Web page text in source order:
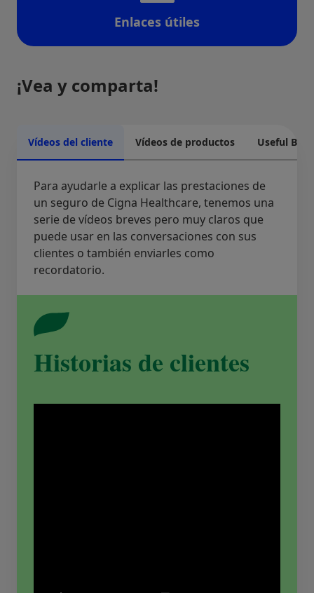
Enlaces útiles
¡Vea y comparta!
Vídeos del cliente Vídeos de productos Useful
Para ayudarle a explicar las prestaciones de
un seguro de Cigna Healthcare, tenemos una
serie de vídeos breves pero muy claros que
puede usar en las conversaciones con sus
clientes o también enviarles como
recordatorio.
Historias de clientes